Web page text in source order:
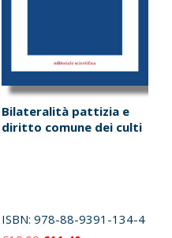
Bilateralità pattizia e
diritto comune dei culti
ISBN: 978-88-9391-134-4